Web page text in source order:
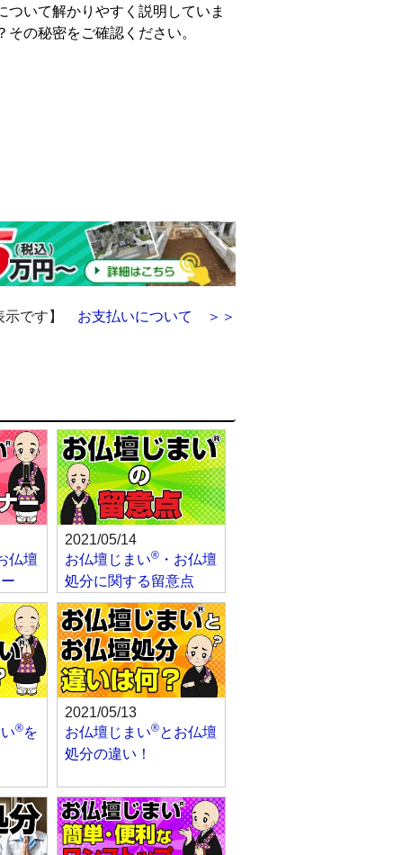
ついて解かりやすく説明していま
の秘密をご確認ください。
示です】 お支払いについて ＞＞
仏壇
2021/05/14
お仏壇じまい®・お仏壇
処分に関する留意点
®を
2021/05/13
お仏壇じまい®とお仏壇
処分の違い！